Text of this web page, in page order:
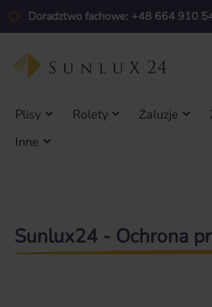
do głównej zawartości
Przejdź do wyszukiwania
Przejdź do głównej nawigacji
Doradztwo fachowe: +48 664 910
Plisy Rolety Żaluzje
Inne
Sunlux24 - Ochrona